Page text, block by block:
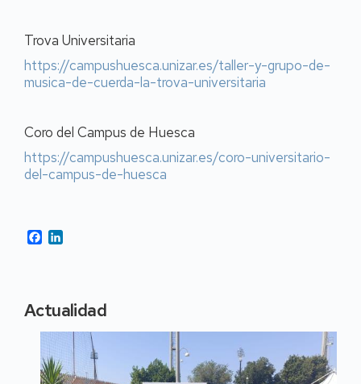
Trova Universitaria
https://campushuesca.unizar.es/taller-y-grupo-de-
musica-de-cuerda-la-trova-universitaria
Coro del Campus de Huesca
https://campushuesca.unizar.es/coro-universitario-
del-campus-de-huesca
Facebook
Actualidad